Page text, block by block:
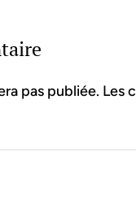
pas publiée. Les